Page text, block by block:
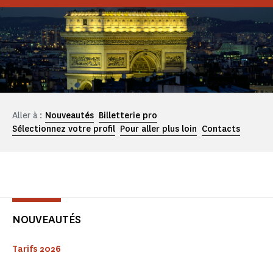
Aller à : Nouveautés Billetterie pro
Sélectionnez votre profil Pour aller plus loin Contacts
NOUVEAUTÉS
Tarifs 2026